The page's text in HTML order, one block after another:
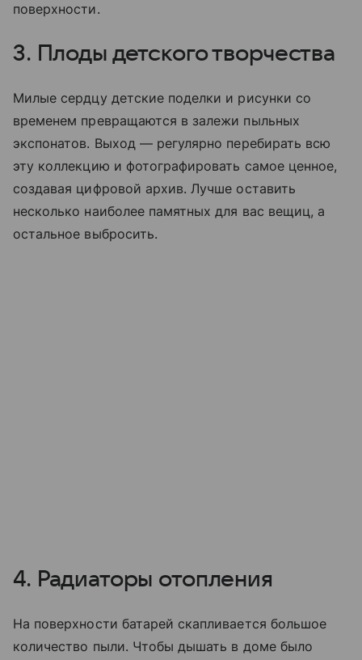
поверхности.
3. Плоды детского творчества
Милые сердцу детские поделки и рисунки со
временем превращаются в залежи пыльных
экспонатов. Выход — регулярно перебирать всю
эту коллекцию и фотографировать самое ценное,
создавая цифровой архив. Лучше оставить
несколько наиболее памятных для вас вещиц, а
остальное выбросить.
4. Радиаторы отопления
На поверхности батарей скапливается большое
количество пыли. Чтобы дышать в доме было